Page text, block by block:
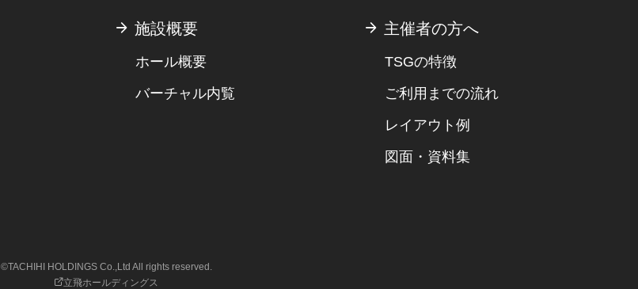
施設概要
ホール概要
バーチャル内覧
主催者の方へ
TSGの特徴
ご利用までの流れ
レイアウト例
図面・資料集
©TACHIHI HOLDINGS Co.,Ltd All rights reserved.
立飛ホールディングス